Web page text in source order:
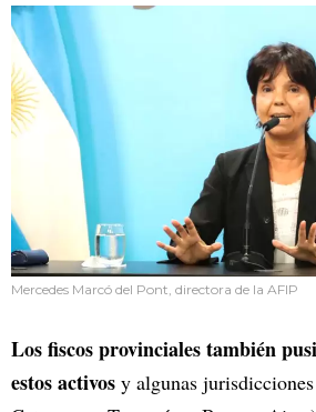
Mercedes Marcó del Pont, directora de la AFIP
Los fiscos provinciales también
estos activos y algunas